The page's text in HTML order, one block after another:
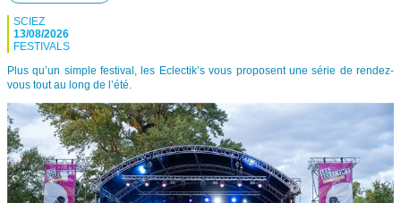
SCIEZ
13/08/2026
FESTIVALS
Plus qu’un simple festival, les Eclectik’s vous proposent une série de rendez-
vous tout au long de l’été.